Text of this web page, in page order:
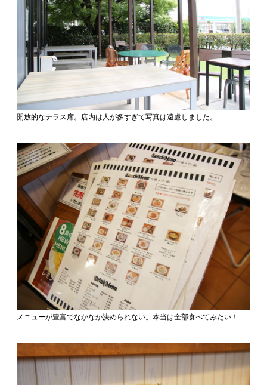
開放的なテラス席。店内は人が多すぎて写真は遠慮しました。
メニューが豊富でなかなか決められない。本当は全部食べてみたい！